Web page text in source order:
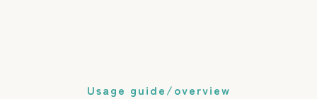
Usage guide/overview